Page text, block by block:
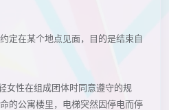
定在某个地点见面，目的是结束自
女性在组成团体时同意遵守的规
的公寓楼里，电梯突然因停电而停